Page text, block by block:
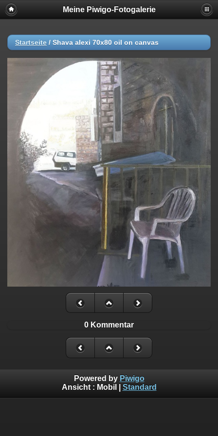
Meine Piwigo-Fotogalerie
Startseite / Shava alexi 70x80 oil on canvas
0 Kommentar
Powered by Piwigo
Ansicht : Mobil Standard